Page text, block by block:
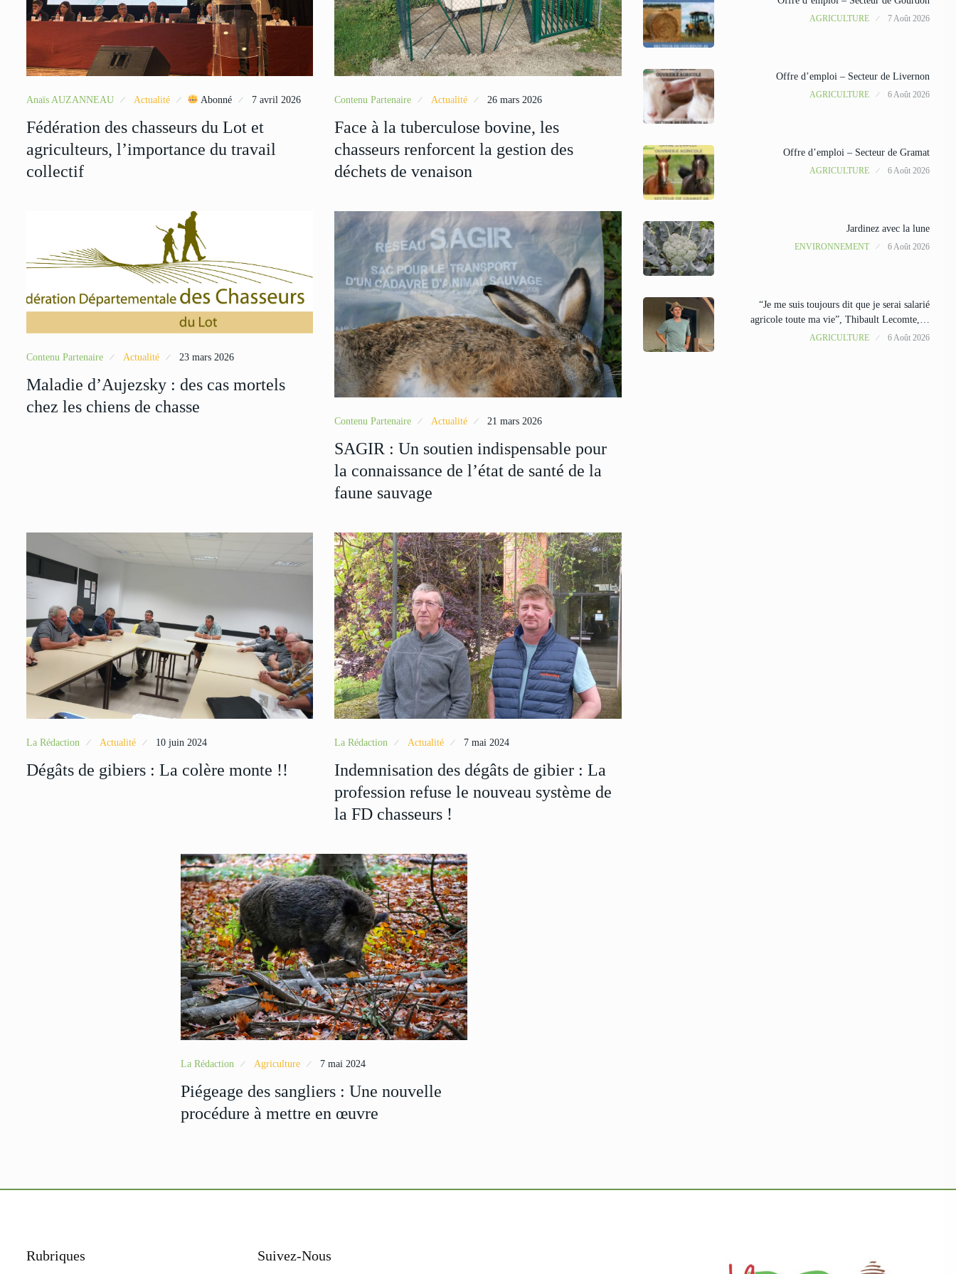
Anaïs AUZANNEAU Actualité Abonné 7 avril 2026
Fédération des chasseurs du Lot et
agriculteurs, l’importance du travail
collectif
Contenu Partenaire Actualité 26 mars 2026
Face à la tuberculose bovine, les
chasseurs renforcent la gestion des
déchets de venaison
Contenu Partenaire Actualité 23 mars 2026
Maladie d’Aujezsky : des cas mortels
chez les chiens de chasse
Contenu Partenaire Actualité 21 mars 2026
SAGIR : Un soutien indispensable pour
la connaissance de l’état de santé de la
faune sauvage
La Rédaction Actualité 10 juin 2024
Dégâts de gibiers : La colère monte !!
La Rédaction Actualité 7 mai 2024
Indemnisation des dégâts de gibier : La
profession refuse le nouveau système de
la FD chasseurs !
La Rédaction Agriculture 7 mai 2024
Piégeage des sangliers : Une nouvelle
procédure à mettre en œuvre
AGRICULTURE 7 Août 2026
Offre d’emploi – Secteur de Livernon
AGRICULTURE 6 Août 2026
Offre d’emploi – Secteur de Gramat
AGRICULTURE 6 Août 2026
Jardinez avec la lune
ENVIRONNEMENT 6 Août 2026
“Je me suis toujours dit que je serai salarié
agricole toute ma vie”, Thibault Lecomte,…
AGRICULTURE 6 Août 2026
Rubriques Suivez-Nous